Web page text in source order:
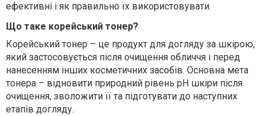
ефективні і як правильно їх використовувати.
Що таке корейський тонер?
Корейський тонер – це продукт для догляду за шкірою,
який застосовується після очищення обличчя і перед
нанесенням інших косметичних засобів. Основна мета
тонера – відновити природний рівень pH шкіри після
очищення, зволожити її та підготувати до наступних
етапів догляду.